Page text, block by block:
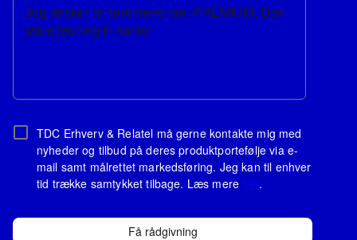
TDC Erhverv & Relatel må gerne kontakte mig med
nyheder og tilbud på deres produktportefølje via e-
mail samt målrettet markedsføring. Jeg kan til enhver
tid trække samtykket tilbage. Læs mere her.
Få rådgivning